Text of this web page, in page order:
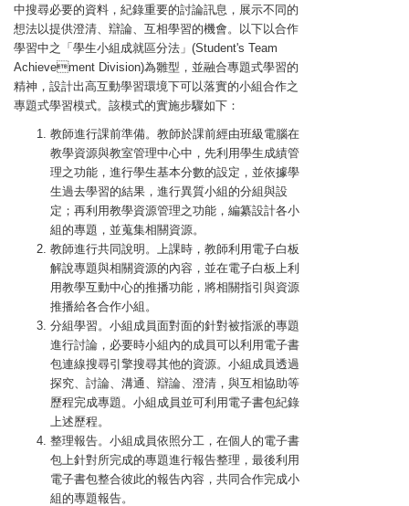
中搜尋必要的資料，紀錄重要的討論訊息，展示不同的
想法以提供澄清、辯論、互相學習的機會。以下以合作
學習中之「學生小組成就區分法」(Student's Team
Achievement Division)為雛型，並融合專題式學習的
精神，設計出高互動學習環境下可以落實的小組合作之
專題式學習模式。該模式的實施步驟如下：
教師進行課前準備。教師於課前經由班級電腦在
教學資源與教室管理中心中，先利用學生成績管
理之功能，進行學生基本分數的設定，並依據學
生過去學習的結果，進行異質小組的分組與設
定；再利用教學資源管理之功能，編纂設計各小
組的專題，並蒐集相關資源。
教師進行共同說明。上課時，教師利用電子白板
解說專題與相關資源的內容，並在電子白板上利
用教學互動中心的推播功能，將相關指引與資源
推播給各合作小組。
分組學習。小組成員面對面的針對被指派的專題
進行討論，必要時小組內的成員可以利用電子書
包連線搜尋引擎搜尋其他的資源。小組成員透過
探究、討論、溝通、辯論、澄清，與互相協助等
歷程完成專題。小組成員並可利用電子書包紀錄
上述歷程。
整理報告。小組成員依照分工，在個人的電子書
包上針對所完成的專題進行報告整理，最後利用
電子書包整合彼此的報告內容，共同合作完成小
組的專題報告。